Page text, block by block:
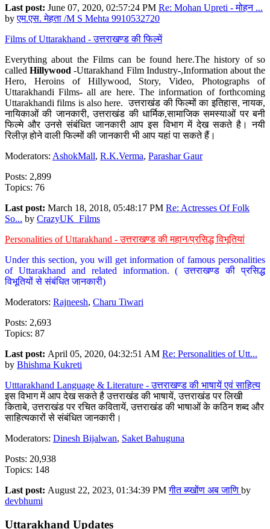
Last post: June 07, 2020, 02:57:24 PM Re: Mohan Upreti - मोहन ...
byएम.एस. मेहता /M S Mehta 9910532720
Films of Uttarakhand - उत्तराखण्ड की फिल्में
Everything about the Films can be found here.The history of so
calledHillywood-Uttarakhand Film Industry-,Information about the
Hero, Heroins of Hillywood, Story, Video, Photographs of
Uttarakhandi Films- all are here. The information of forthcoming
Uttarakhandi films is also here. उत्तराखंड की फिल्मों का इतिहास, नायक,
नायिकाओं की जानकारी, उत्तराखंड की धार्मिक,सामाजिक समस्याओं पर बनी
फिल्मे और उनसे संबंधित जानकारी आप इस विभाग में देख सकते है। नयी
रिलीज़ होने वाली फिल्मों की जानकारी भी आप यहां पा सकते हैं।
Moderators: AshokMall, R.K.Verma, Parashar Gaur
Posts: 2,899
Topics: 76
Last post: March 18, 2018, 05:48:17 PM Re: Actresses Of Folk
So... by CrazyUK_Films
Personalities of Uttarakhand - उत्तराखण्ड की महान/प्रसिद्ध विभूतियां
Under this section, you will get information of famous personalities
of Uttarakhand and related information. ( उत्तराखण्ड की प्रसिद्ध
विभूतियों से संबंधित जानकारी)
Moderators: Rajneesh, Charu Tiwari
Posts: 2,693
Topics: 87
Last post: April 05, 2020, 04:32:51 AM Re: Personalities of Utt...
by Bhishma Kukreti
Utttarakhand Language & Literature - उत्तराखण्ड की भाषायें एवं साहित्य
इस विभाग में आप देख सकते है उत्तराखंड की भाषायें, उत्तराखंड पर लिखी
किताबे, उत्तराखंड पर रचित कवितायें, उत्तराखंड की भाषाओं के कठिन शब्द और
साहित्यकारों से संबंधित जानकारी।
Moderators: Dinesh Bijalwan, Saket Bahuguna
Posts: 20,938
Topics: 148
Last post: August 22, 2023, 01:34:39 PMगीत ब्य्खोंण अब जाणि by
devbhumi
Uttarakhand Updates